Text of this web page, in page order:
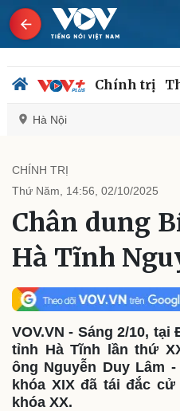
Chính trị
Hà Nội
Chính trị
Đảng
Tổ chức nhân sự
Quốc hội
Nhận diện sự thật
Thế giới
Quan sát
Cuộc sống đó đây
CHÍNH TRỊ
Thứ Năm, 14:56, 02/10/2025
Chân dung
Hà Tĩnh
VOV.VN - Sáng 2/10,
tỉnh Hà Tĩnh lần thứ
ông Nguyễn Duy Lâm
khóa XIX đã tái đắc
khóa XX.